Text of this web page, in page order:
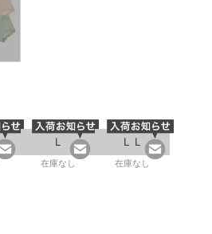
Ｌ
在庫なし
ＬＬ
在庫なし